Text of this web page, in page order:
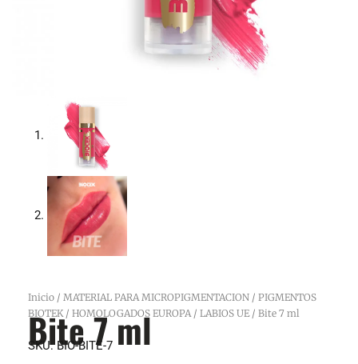
Inicio / MATERIAL PARA MICROPIGMENTACION / PIGMENTOS
BIOTEK / HOMOLOGADOS EUROPA / LABIOS UE/ Bite 7 ml
Bite 7 ml
SKU:BIO-BITE-7